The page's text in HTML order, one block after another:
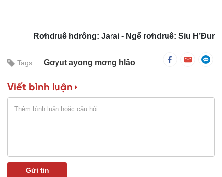
Rơhdruê hdrông: Jarai - Ngế rơhdruê: Siu H’Đur
Tags: Gơyut ayong mơng hlâo
Viết bình luận